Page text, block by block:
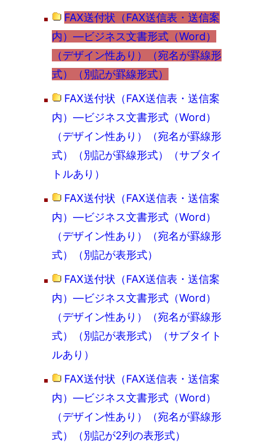
FAX送付状（FAX送信表・送信案
内）―ビジネス文書形式（Word）
（デザイン性あり）（宛名が罫線形
式）（別記が罫線形式）
FAX送付状（FAX送信表・送信案
内）―ビジネス文書形式（Word）
（デザイン性あり）（宛名が罫線形
式）（別記が罫線形式）（サブタイ
トルあり）
FAX送付状（FAX送信表・送信案
内）―ビジネス文書形式（Word）
（デザイン性あり）（宛名が罫線形
式）（別記が表形式）
FAX送付状（FAX送信表・送信案
内）―ビジネス文書形式（Word）
（デザイン性あり）（宛名が罫線形
式）（別記が表形式）（サブタイト
ルあり）
FAX送付状（FAX送信表・送信案
内）―ビジネス文書形式（Word）
（デザイン性あり）（宛名が罫線形
式）（別記が2列の表形式）